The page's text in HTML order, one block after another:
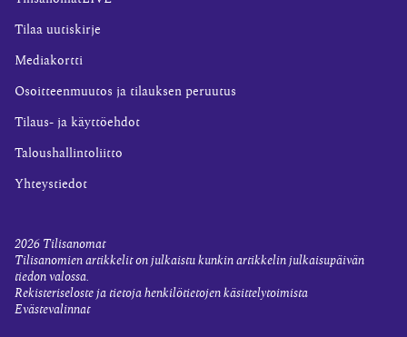
Tilaa uutiskirje
Mediakortti
Osoitteenmuutos ja tilauksen peruutus
Tilaus- ja käyttöehdot
Taloushallintoliitto
Yhteystiedot
2026 Tilisanomat
Tilisanomien artikkelit on julkaistu kunkin artikkelin julkaisupäivän
tiedon valossa.
Rekisteriseloste ja tietoja henkilötietojen käsittelytoimista
Evästevalinnat